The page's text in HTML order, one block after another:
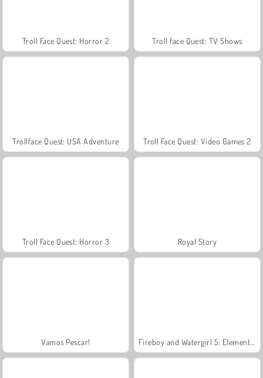
Troll Face Quest: Horror 2 Troll face Quest: TV Shows
Trollface Quest: USA Adventure Troll Face Quest: Video Games 2
Troll Face Quest: Horror 3 Royal Story
Vamos Pescar!